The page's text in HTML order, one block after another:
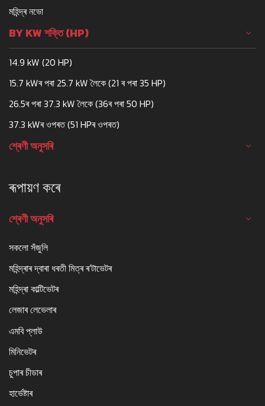
মহিন্দ্ৰ নভো
BY KW শক্তি (HP)
14.9 kW (20 HP)
15.7 kWৰ পৰা 25.7 kW লৈকে (21 ৰ পৰা 35 HP)
26.5ৰ পৰা 37.3 kW লৈকে (36ৰ পৰা 50 HP)
37.3 kWৰ ওপৰত (51 HPৰ ওপৰত)
শ্ৰেণী অনুসৰি
ৰূপায়ণ কৰে
শ্ৰেণী অনুসৰি
সকলো সঁজুলি
মহিন্দ্ৰাৰ দ্বাৰা ধৰতী মিত্ৰ ৰ'টাভেটৰ
মহিন্দ্ৰা কাল্টিভেটৰ
লেজাৰ লেভেলাৰ
এমবি প্লাউ
মিনিভেটৰ
চুপাৰ চীডাৰ
হাৰ্ভেষ্টাৰ